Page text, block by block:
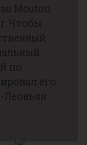
Mouton
Чтобы
по
его
Леоньян